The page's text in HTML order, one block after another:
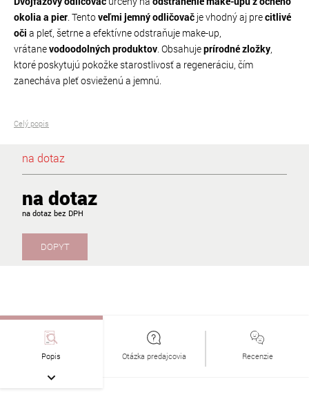
okolia a pier. Tentoveľmi jemný odličovač je vhodný aj precitlivé
oči a pleť, šetrne a efektívne odstraňuje make-up,
vrátanevodoodolných produktov. Obsahujeprírodné zložky
ktoré poskytujú pokožke starostlivosť a regeneráciu, čím
zanecháva pleť osvieženú a jemnú.
Celý popis
na dotaz
na dotaz
na dotaz
DOPYT
Popis Otázka predajcovia Recenzie